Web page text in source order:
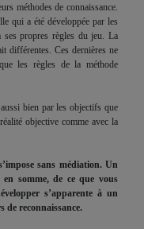
méthodes de connaissance.
qui a été développée par les
ses propres règles du jeu. La
différentes. Ces dernières ne
les règles de la méthode
bien par les objectifs que
objective comme avec la
sans médiation. Un
somme, de ce que vous
s’apparente à un
de reconnaissance.